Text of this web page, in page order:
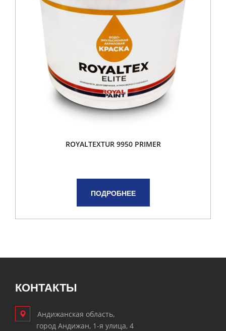
ROYALTEXTUR 9950 PRIMER
ПОДРОБНЕЕ
КОНТАКТЫ
Андижанская область,
город Андижан, 1-я улица, 4